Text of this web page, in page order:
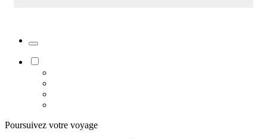
Poursuivez votre voyage